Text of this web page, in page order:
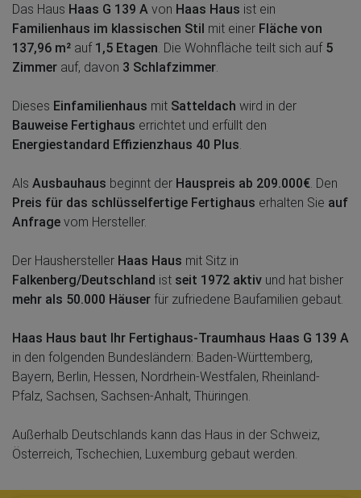
Das Haus Haas G 139 A von Haas Haus ist ein
Familienhaus im klassischen Stil mit einer Fläche von
137,96 m² auf 1,5 Etagen . Die Wohnfläche teilt sich auf 5
Zimmer auf, davon 3 Schlafzimmer
Dieses Einfamilienhaus mit Satteldach wird in der
Bauweise Fertighaus errichtet und erfüllt den
Energiestandard Effizienzhaus 40 Plus
Als Ausbauhaus beginnt der Hauspreis ab 209.000€ . Den
Preis für das schlüsselfertige Fertighaus erhalten Sie auf
Anfrage vom Hersteller.
Der Haushersteller Haas Haus mit Sitz in
Falkenberg/Deutschland ist seit 1972 aktiv und hat bisher
mehr als 50.000 Häuser für zufriedene Baufamilien gebaut.
Haas Haus baut Ihr Fertighaus-Traumhaus Haas G 139 A
in den folgenden Bundesländern: Baden-Württemberg,
Bayern, Berlin, Hessen, Nordrhein-Westfalen, Rheinland-
Pfalz, Sachsen, Sachsen-Anhalt, Thüringen.
Außerhalb Deutschlands kann das Haus in der Schweiz,
Österreich, Tschechien, Luxemburg gebaut werden.